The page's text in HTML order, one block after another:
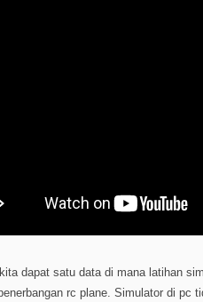
dapat satu data di mana latihan
rc plane. Simulator di pc